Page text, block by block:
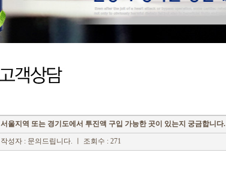
서울지역 또는 경기도에서 투진액 구입 가능한 곳이 있는지 궁금합니다.
작성자 : 문의드립니다. ㅣ 조회수 : 271